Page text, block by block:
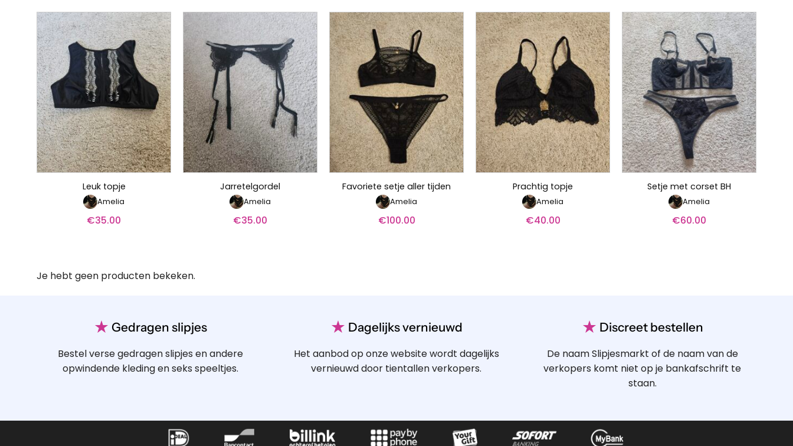
Leuk topje
Amelia
€35.00
Jarretelgordel
Amelia
€35.00
Favoriete setje aller tijden
Amelia
€100.00
Prachtig topje
Amelia
€40.00
Setje met corset BH
Amelia
€60.00
Je hebt geen producten bekeken.
★ Gedragen slipjes
Bestel verse gedragen slipjes en andere
opwindende kleding en seks speeltjes.
★ Dagelijks vernieuwd
Het aanbod op onze website wordt dagelijks
vernieuwd door tientallen verkopers.
★ Discreet bestellen
De naam Slipjesmarkt of de naam van de
verkopers komt niet op je bankafschrift te
staan.